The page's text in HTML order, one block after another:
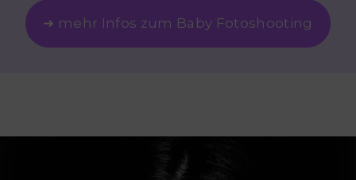
➜ mehr Infos zum Baby Fotoshooting